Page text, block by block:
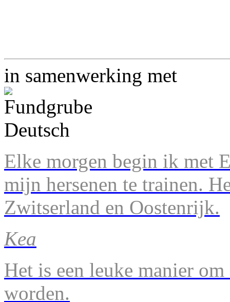
in samenwerking met
Elke morgen begin ik met
mijn hersenen te trainen.
Zwitserland en Oostenrijk.
Kea
Het is een leuke manier
worden.